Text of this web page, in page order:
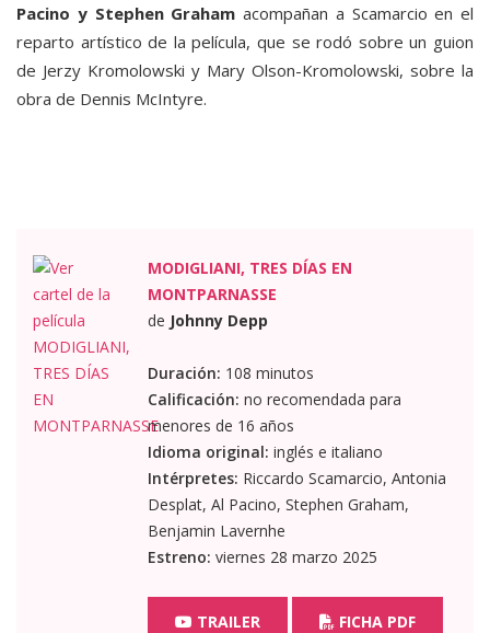
Pacino y Stephen Graham acompañan a Scamarcio en el
reparto artístico de la película, que se rodó sobre un guion
de Jerzy Kromolowski y Mary Olson-Kromolowski, sobre la
obra de Dennis McIntyre.
MODIGLIANI, TRES DÍAS EN
MONTPARNASSE
de Johnny Depp
Duración: 108 minutos
Calificación: no recomendada para
menores de 16 años
Idioma original: inglés e italiano
Intérpretes: Riccardo Scamarcio, Antonia
Desplat, Al Pacino, Stephen Graham,
Benjamin Lavernhe
Estreno: viernes 28 marzo 2025
TRAILER FICHA PDF